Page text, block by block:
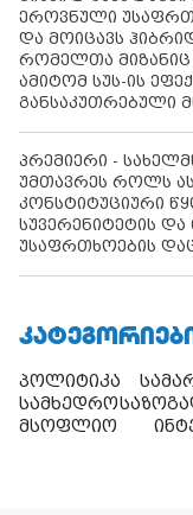
ეროვნული
და მოიცავს
რომელთა მიზანიც
ამიტომ სუს-ის
განსაკუთრებული
პრემიერი -
უმთავრეს როლს
კონსტიტუციური
სუვერენიტეტის
უსაფრთხოების
პოლიტიკა
სამხედრო
მსოფლიო